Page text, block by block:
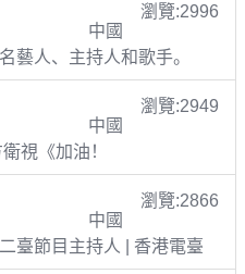
瀏覽:2996
中國
藝人、主持人和歌手。
瀏覽:2949
中國
視《加油！
瀏覽:2866
中國
臺節目主持人 | 香港電臺